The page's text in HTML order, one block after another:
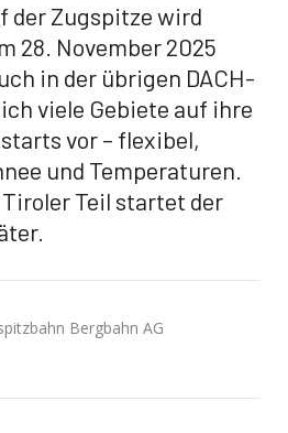
der Zugspitze wird
28. November 2025
in der übrigen DACH-
viele Gebiete auf ihre
vor – flexibel,
und Temperaturen.
Teil startet der
Bergbahn AG